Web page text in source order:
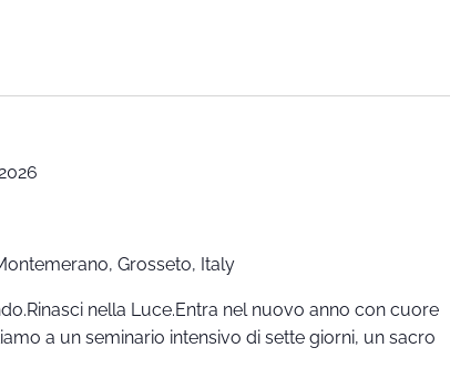
Grosseto, Italy
nella Luce.Entra nel nuovo anno con cuore
a un seminario intensivo di sette giorni, un sacro